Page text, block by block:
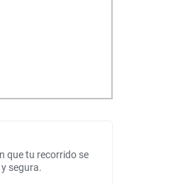
que tu recorrido se
segura.